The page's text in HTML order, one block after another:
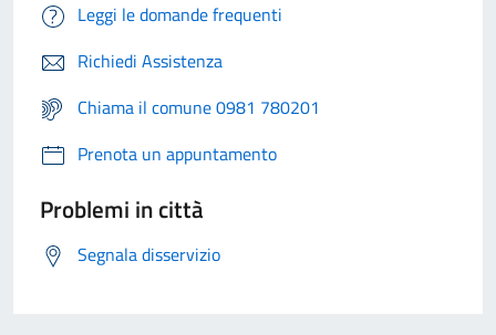
Leggi le domande frequenti
Richiedi Assistenza
Chiama il comune 0981 780201
Prenota un appuntamento
Problemi in città
Segnala disservizio